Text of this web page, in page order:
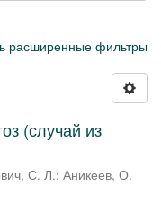
расширенные фильтры
(случай из
С. Л.; Аникеев, О.